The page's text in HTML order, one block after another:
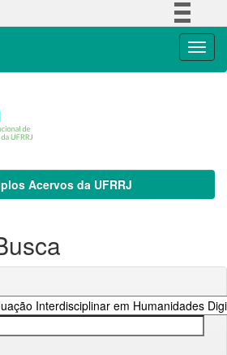
Acervos da UFRRJ